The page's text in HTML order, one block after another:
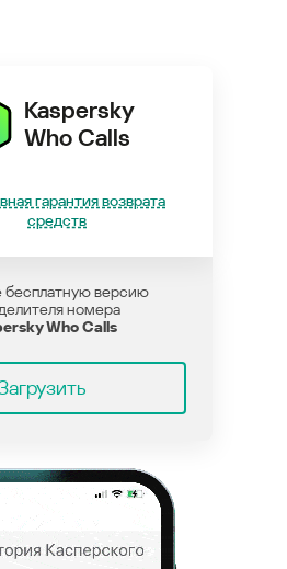
Kaspersky
Who Calls
гарантия возврата
средств
бесплатную версию
номера
Who Calls